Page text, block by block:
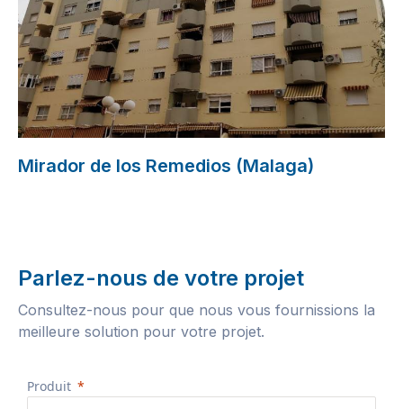
Mirador de los Remedios (Malaga)
Parlez-nous de votre projet
Consultez-nous pour que nous vous fournissions la
meilleure solution pour votre projet.
Produit